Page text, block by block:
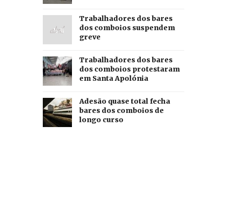
Trabalhadores dos bares
dos comboios suspendem
greve
Trabalhadores dos bares
dos comboios protestaram
em Santa Apolónia
Adesão quase total fecha
bares dos comboios de
longo curso